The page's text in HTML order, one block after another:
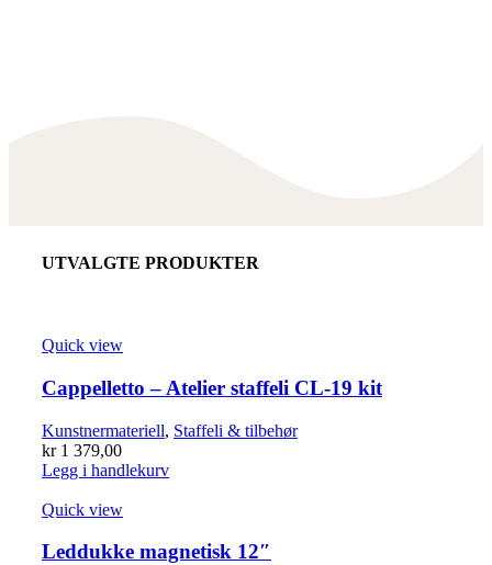
UTVALGTE PRODUKTER
Quick view
Cappelletto – Atelier staffeli CL-19 kit
Kunstnermateriell, Staffeli & tilbehør
kr1 379,00
Legg i handlekurv
Quick view
Leddukke magnetisk 12″